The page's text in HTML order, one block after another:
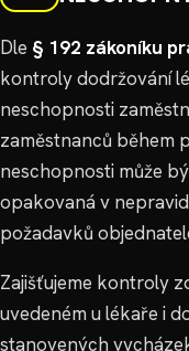
Dle § 192 zákoníku
kontroly dodržování
neschopnosti
zaměstnanců během
neschopnosti může
opakovaná v
požadavků
Zajišťujeme kontroly
uvedeném u lékaře i
stanovených